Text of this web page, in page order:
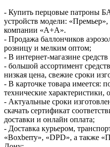
- Купить перцовые патроны
устройств модели:
компании «А+А».
- Продажа баллончиков
розницу и мелким оптом;
- В интернет-магазине
- большой ассортимент
низкая цена, свежие сроки
- В карточке товара имеется:
технические
- Актуальные сроки
скачать сертификат
доставки и онлайн оплата;
- Доставка курьером,
«Boxberry», «DPD», а также